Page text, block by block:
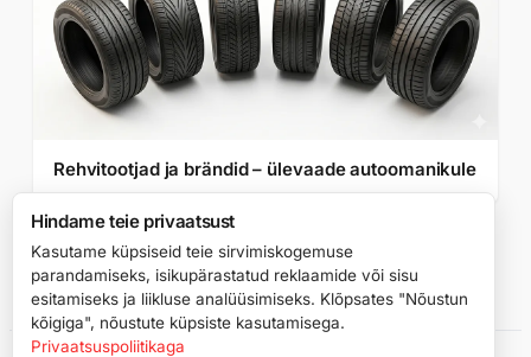
Rehvitootjad ja brändid – ülevaade autoomanikule
Vaata kõiki rehvinõuandeid →
Hindame teie privaatsust
Kasutame küpsiseid teie sirvimiskogemuse
parandamiseks, isikupärastatud reklaamide või sisu
esitamiseks ja liikluse analüüsimiseks. Klõpsates "Nõustun
kõigiga", nõustute küpsiste kasutamisega.
Privaatsuspoliitikaga